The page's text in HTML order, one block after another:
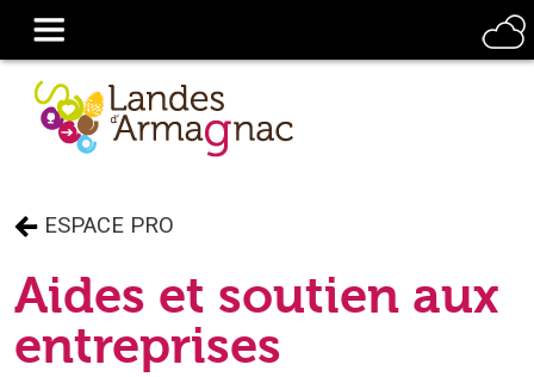
ESPACE PRO
Aides et soutien aux
entreprises